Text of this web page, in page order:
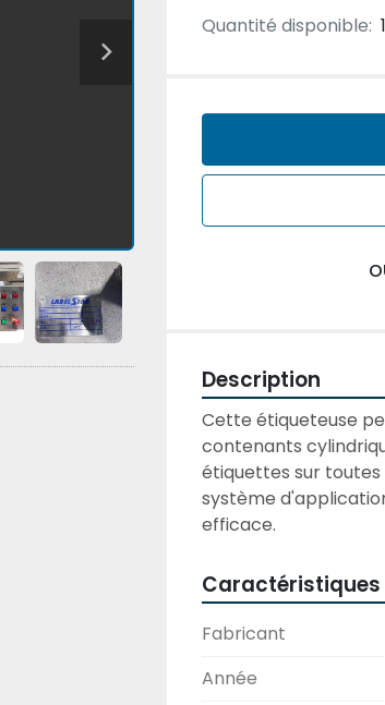
Quantité disponible: 1
Description
Cette étiqueteuse
contenants
étiquettes sur toutes
système
efficace.
Caractéristiques
Fabricant
Année